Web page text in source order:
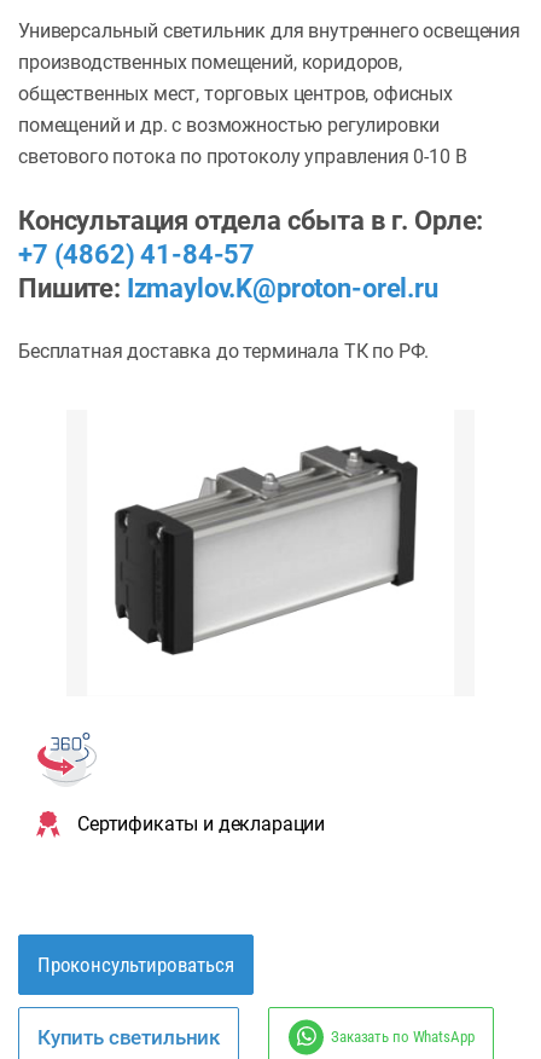
Универсальный светильник для внутреннего освещения
производственных помещений, коридоров,
общественных мест, торговых центров, офисных
помещений и др. с возможностью регулировки
светового потока по протоколу управления 0-10 В
Консультация отдела сбыта в г. Орле:
+7 (4862) 41-84-57
Пишите: Izmaylov.K@proton-orel.ru
Бесплатная доставка до терминала ТК по РФ.
Сертификаты и декларации
Проконсультироваться
Купить светильник Заказать по WhatsApp